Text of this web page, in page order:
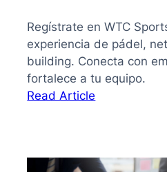
Regístrate en WTC
experiencia de pádel,
building. Conecta con
fortalece a tu equipo.
Read Article
–